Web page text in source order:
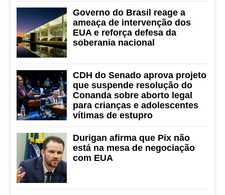
Governo do Brasil reage a
ameaça de intervenção dos
EUA e reforça defesa da
soberania nacional
CDH do Senado aprova projeto
que suspende resolução do
Conanda sobre aborto legal
para crianças e adolescentes
vítimas de estupro
Durigan afirma que Pix não
está na mesa de negociação
com EUA